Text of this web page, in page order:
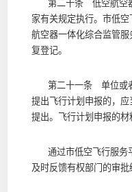
第二十条 低空航空器
家有关规定执行。市低
航空器一体化综合监管
复登记。
第二十一条 单位或者
提出飞行计划申报的，
提出。飞行计划申报的材
通过市低空飞行服务
及时反馈有权部门的审批